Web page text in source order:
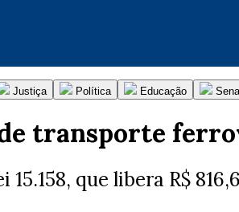
Justiça Política Educação
transporte
que libera R$